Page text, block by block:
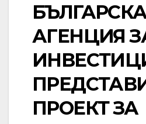
АГЕНЦИЯ
ПРОЕКТ ЗА